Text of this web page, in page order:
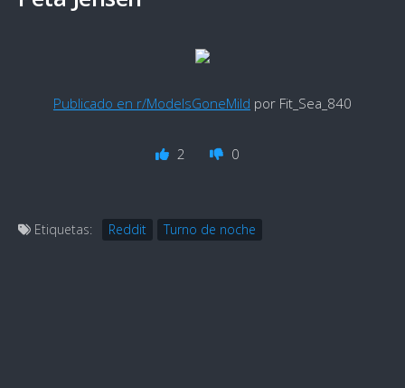
Publicado en r/ModelsGoneMild por Fit_Sea_840
2 0
Etiquetas: Reddit Turno de noche